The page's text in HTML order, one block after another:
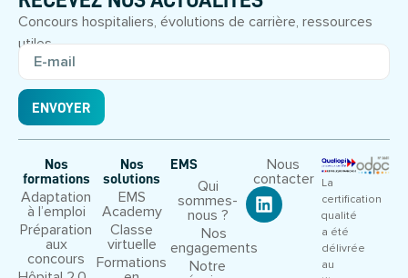
Concours hospitaliers, évolutions de carrière, ressources
utiles.
ENVOYER
Nos
formations
Adaptation
à l’emploi
Préparation
aux
concours
Nos
solutions
EMS
Academy
Classe
virtuelle
Formations
EMS
Qui
sommes-
nous ?
Nos
engagements
Notre
Nous
contacter
La
certification
qualité
a été
délivrée
au